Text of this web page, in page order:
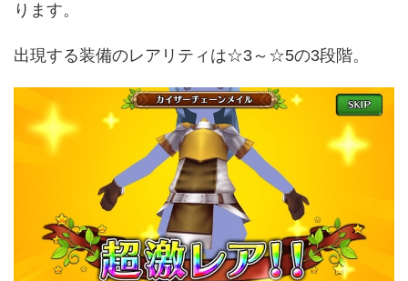
ります。
出現する装備のレアリティは☆3～☆5の3段階。